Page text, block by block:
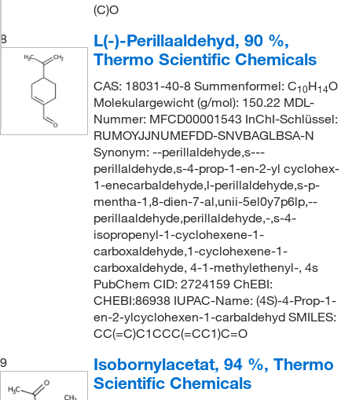
(C)O
8
L(-)-Perillaaldehyd, 90 %,
Thermo Scientific Chemicals
CAS: 18031-40-8 Summenformel: C10H14O
Molekulargewicht (g/mol): 150.22 MDL-
Nummer: MFCD00001543 InChI-Schlüssel:
RUMOYJJNUMEFDD-SNVBAGLBSA-N
Synonym: --perillaldehyde,s---
perillaldehyde,s-4-prop-1-en-2-yl cyclohex-
1-enecarbaldehyde,l-perillaldehyde,s-p-
mentha-1,8-dien-7-al,unii-5el0y7p6lp,--
perillaaldehyde,perillaldehyde,-,s-4-
isopropenyl-1-cyclohexene-1-
carboxaldehyde,1-cyclohexene-1-
carboxaldehyde, 4-1-methylethenyl-, 4s
PubChem CID: 2724159 ChEBI:
CHEBI:86938 IUPAC-Name: (4S)-4-Prop-1-
en-2-ylcyclohexen-1-carbaldehyd SMILES:
CC(=C)C1CCC(=CC1)C=O
9
Isobornylacetat, 94 %, Thermo
Scientific Chemicals